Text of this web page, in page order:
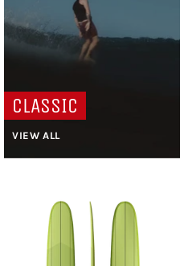
CLASSIC
VIEW ALL